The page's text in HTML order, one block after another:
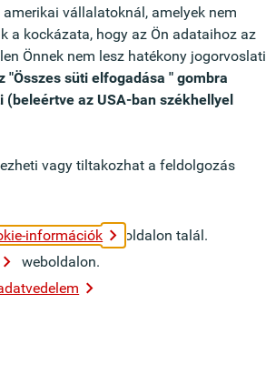
vállalatoknál, amelyek nem
a kockázata, hogy az Ön adataihoz az
Önnek nem lesz hatékony jogorvoslati
"Összes süti elfogadása " gombra
az USA-ban székhellyel
vagy tiltakozhat a feldolgozás
információk
oldalon talál.
weboldalon.